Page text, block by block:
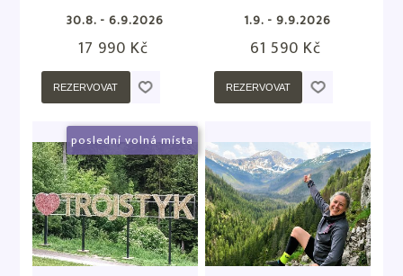
30.8. - 6.9.2026
17 990 Kč
REZERVOVAT
1.9. - 9.9.2026
61 590 Kč
REZERVOVAT
poslední volná místa